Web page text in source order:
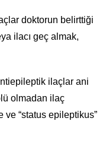
doktorun belirttiği
ilacı geç almak,
ilaçlar ani
olmadan ilaç
ve “status epileptikus”